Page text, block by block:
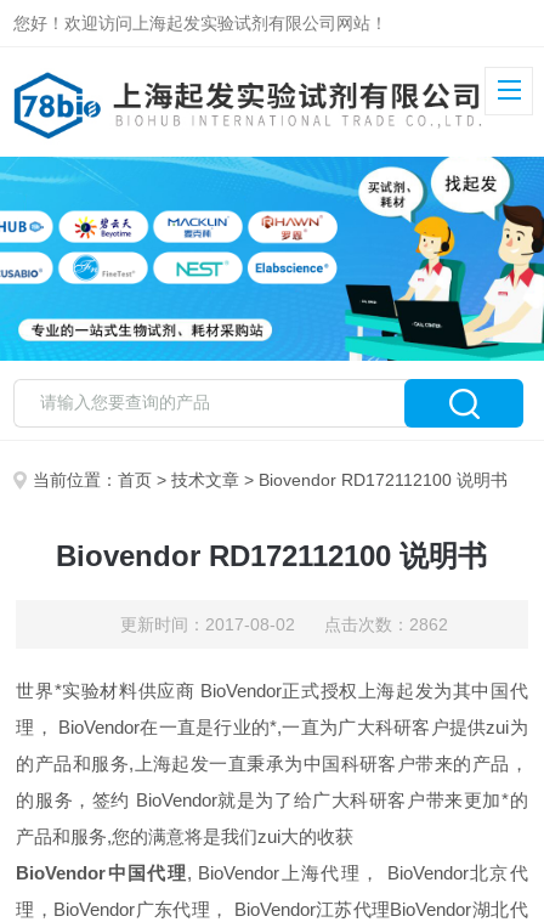
您好！欢迎访问上海起发实验试剂有限公司网站！
当前位置：首页 >技术文章 > Biovendor RD172112100 说明书
Biovendor RD172112100 说明书
更新时间：2017-08-02 点击次数：2862
世界*实验材料供应商 BioVendor正式授权上海起发为其中国代
理， BioVendor在一直是行业的*,一直为广大科研客户提供zui为
的产品和服务,上海起发一直秉承为中国科研客户带来的产品，
的服务，签约 BioVendor就是为了给广大科研客户带来更加*的
产品和服务,您的满意将是我们zui大的收获
BioVendor中国代理, BioVendor 上海代理， BioVendor北京代
理， BioVendor广东代理， BioVendor江苏代理BioVendor湖北代